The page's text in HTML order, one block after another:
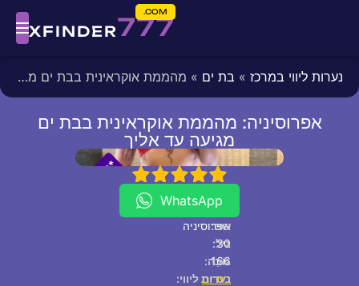
777
XFINDER
COM.
נערות ליווי במרכז » בת ים » מהממת אוקראינית בבת ים מגיעה עד אליך
אפרוסיניה: מהממת אוקראינית בבת ים
מגיעה עד אליך
fixed
*
P
*
[/fixed]
5
WhatsApp
שם:
אפרוסיניה
גיל:
30
גוֹבַה:
166
נערות ליווי:
בת ים